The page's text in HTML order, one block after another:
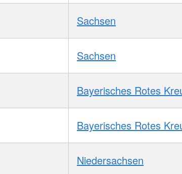
Sachsen
Sachsen
Bayerisches Rotes
Bayerisches Rotes
Niedersachsen